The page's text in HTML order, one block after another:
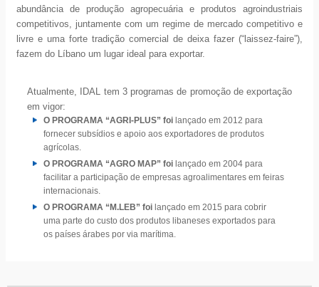
abundância de produção agropecuária e produtos agroindustriais
competitivos, juntamente com um regime de mercado competitivo e
livre e uma forte tradição comercial de deixa fazer (“laissez-faire”),
fazem do Líbano um lugar ideal para exportar.
Atualmente, IDAL tem 3 programas de promoção de exportação
em vigor:
O PROGRAMA “AGRI-PLUS” foi lançado em 2012 para
fornecer subsídios e apoio aos exportadores de produtos
agrícolas.
O PROGRAMA “AGRO MAP” foi lançado em 2004 para
facilitar a participação de empresas agroalimentares em feiras
internacionais.
O PROGRAMA “M.LEB” foi lançado em 2015 para cobrir
uma parte do custo dos produtos libaneses exportados para
os países árabes por via marítima.